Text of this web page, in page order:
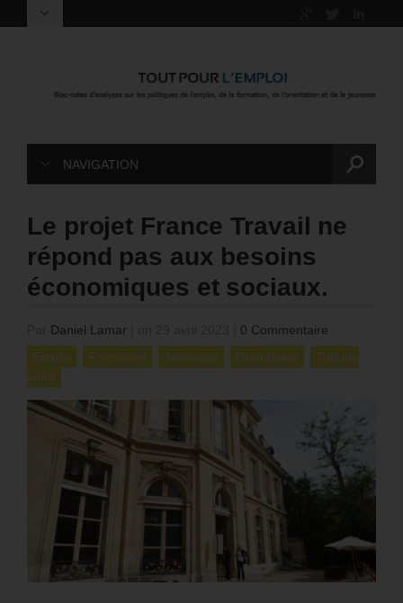
NAVIGATION
Le projet France Travail ne
répond pas aux besoins
économiques et sociaux.
Daniel Lamar
0 Commentaire
Emploi
Formation Jeunesse Orientation
Tribune
Libre